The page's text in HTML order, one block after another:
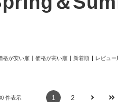
格が安い順 価格が高い順 新着順 レビュー
件表示 1 2